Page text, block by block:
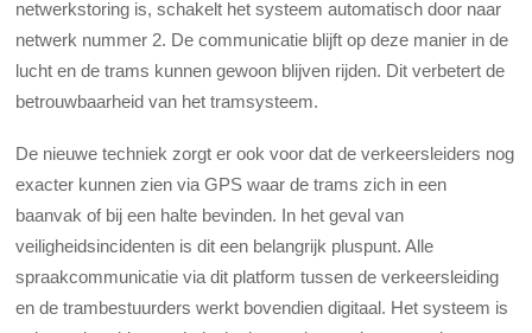
netwerkstoring is, schakelt het systeem automatisch door naar
netwerk nummer 2. De communicatie blijft op deze manier in de
lucht en de trams kunnen gewoon blijven rijden. Dit verbetert de
betrouwbaarheid van het tramsysteem.
De nieuwe techniek zorgt er ook voor dat de verkeersleiders nog
exacter kunnen zien via GPS waar de trams zich in een
baanvak of bij een halte bevinden. In het geval van
veiligheidsincidenten is dit een belangrijk pluspunt. Alle
spraakcommunicatie via dit platform tussen de verkeersleiding
en de trambestuurders werkt bovendien digitaal. Het systeem is